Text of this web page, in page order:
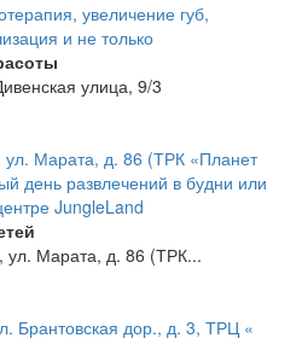
увеличение губ,
и не только
улица, 9/3
день развлечений в будни или
JungleLand
ул. Марата, д. 86 (ТРК...